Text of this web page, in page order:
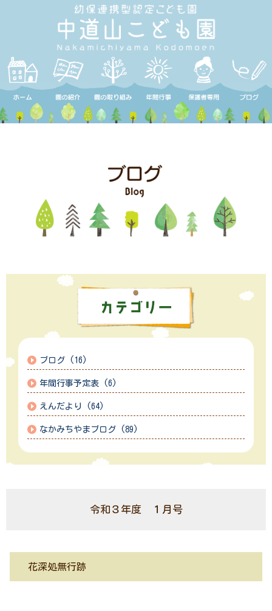
ブログ (16)
年間行事予定表 (6)
えんだより (64)
なかみちやまブログ (89)
令和３年度 １月号
花深処無行跡